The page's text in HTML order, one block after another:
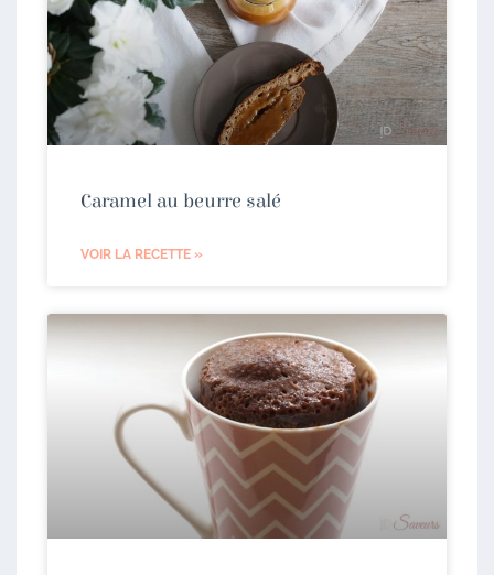
Caramel au beurre salé
VOIR LA RECETTE »